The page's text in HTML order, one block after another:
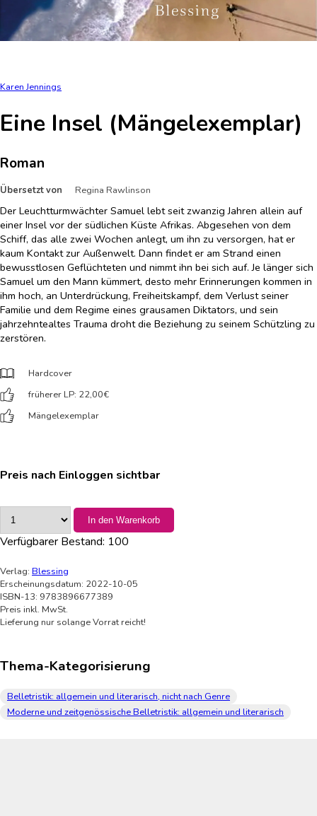
Karen Jennings
Eine Insel (Mängelexemplar)
Roman
Übersetzt von Regina Rawlinson
Der Leuchtturmwächter Samuel lebt seit zwanzig Jahren allein auf
einer Insel vor der südlichen Küste Afrikas. Abgesehen von dem
Schiff, das alle zwei Wochen anlegt, um ihn zu versorgen, hat er
kaum Kontakt zur Außenwelt. Dann findet er am Strand einen
bewusstlosen Geflüchteten und nimmt ihn bei sich auf. Je länger sich
Samuel um den Mann kümmert, desto mehr Erinnerungen kommen in
ihm hoch, an Unterdrückung, Freiheitskampf, dem Verlust seiner
Familie und dem Regime eines grausamen Diktators, und sein
jahrzehntealtes Trauma droht die Beziehung zu seinem Schützling zu
zerstören.
Hardcover
früherer LP: 22,00€
Mängelexemplar
Preis nach Einloggen sichtbar
In den Warenkorb
Verfügbarer Bestand: 100
Verlag: Blessing
Erscheinungsdatum: 2022-10-05
ISBN-13: 9783896677389
Preis inkl. MwSt.
Lieferung nur solange Vorrat reicht!
Thema-Kategorisierung
Belletristik: allgemein und literarisch, nicht nach Genre
Moderne und zeitgenössische Belletristik: allgemein und literarisch